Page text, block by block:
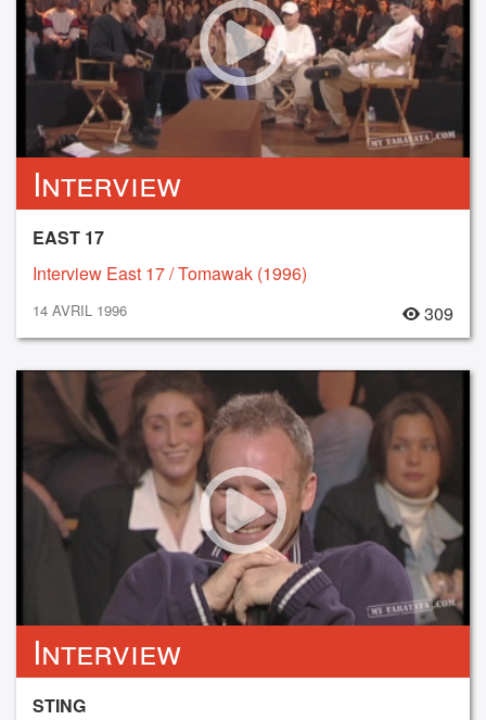
Interview
EAST 17
Interview East 17 / Tomawak (1996)
14 AVRIL 1996 309
Interview
STING